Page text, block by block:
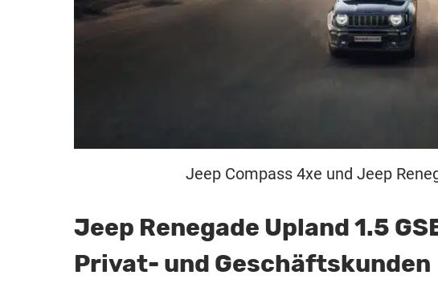
Jeep Compass 4xe und Jeep
Jeep Renegade Upland 1.5
Privat- und Geschäftskunden